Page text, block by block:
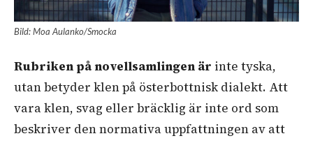
Bild: Moa Aulanko/Smocka
Rubriken på novellsamlingen är inte tyska,
utan betyder klen på österbottnisk dialekt. Att
vara klen, svag eller bräcklig är inte ord som
beskriver den normativa uppfattningen av att